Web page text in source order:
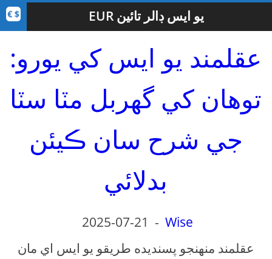
EUR يو ايس ڊالر تائين
عقلمند يو ايس کي يورو:
توهان کي گهربل مٽا سٽا
جي شرح سان ڪيئن
بدلائي
2025-07-21 - Wise
عقلمند منهنجو پسنديده طريقو يو ايس اي مان